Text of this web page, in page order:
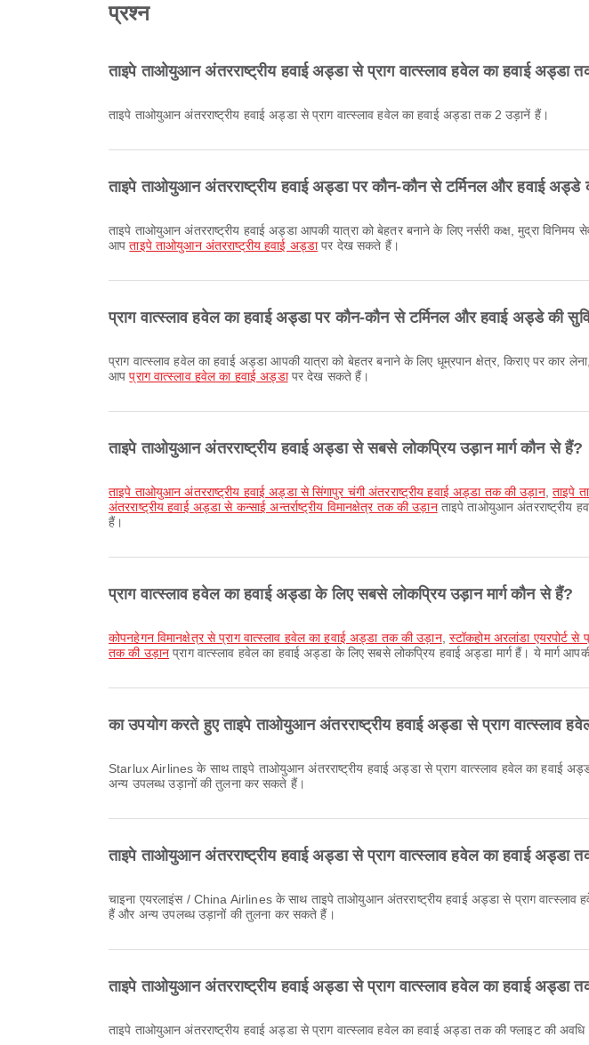
प्रश्न
ताइपे ताओयुआन अंतरराष्ट्रीय हवाई अड्डा से प्राग वात्स्लाव हवेल का हवाई अड्डा
ताइपे ताओयुआन अंतरराष्ट्रीय हवाई अड्डा से प्राग वात्स्लाव हवेल का हवाई अड्डा तक 2 उड़ानें हैं।
ताइपे ताओयुआन अंतरराष्ट्रीय हवाई अड्डा पर कौन-कौन से टर्मिनल और हवाई अड्डे
ताइपे ताओयुआन अंतरराष्ट्रीय हवाई अड्डा आपकी यात्रा को बेहतर बनाने के लिए नर्सरी कक्ष, मुद्रा विनिमय सेवा, एयरपोर्ट होटल और कई अन्य सुविधाएँ प्रदान करता है। सुविधाओं और टर्मिनल लेआउट की विस्तृत जानकारी
आपताइपे ताओयुआन अंतरराष्ट्रीय हवाई अड्डापर देख सकते हैं।
प्राग वात्स्लाव हवेल का हवाई अड्डा पर कौन-कौन से टर्मिनल और हवाई अड्डे की
प्राग वात्स्लाव हवेल का हवाई अड्डा आपकी यात्रा को बेहतर बनाने के लिए धूम्रपान क्षेत्र, किराए पर कार लेना, बैंकिंग सेवा/एटीएम और कई अन्य सुविधाएँ प्रदान करता है। सुविधाओं और टर्मिनल लेआउट की विस्तृत जानकारी
आपप्राग वात्स्लाव हवेल का हवाई अड्डापर देख सकते हैं।
ताइपे ताओयुआन अंतरराष्ट्रीय हवाई अड्डा से सबसे लोकप्रिय उड़ान मार्ग कौन से हैं?
ताइपे ताओयुआन अंतरराष्ट्रीय हवाई अड्डा से सिंगापुर चंगी अंतरराष्ट्रीय हवाई अड्डा तक की उड़ान, ताइपे
अंतरराष्ट्रीय हवाई अड्डा से कन्साई अन्तर्राष्ट्रीय विमानक्षेत्र तक की उड़ानताइपे ताओयुआन अंतरराष्ट्रीय
हैं।
प्राग वात्स्लाव हवेल का हवाई अड्डा के लिए सबसे लोकप्रिय उड़ान मार्ग कौन से हैं?
कोपनहेगन विमानक्षेत्र से प्राग वात्स्लाव हवेल का हवाई अड्डा तक की उड़ान,स्टॉकहोम अरलांडा एयरपोर्ट
तक की उड़ान प्राग वात्स्लाव हवेल का हवाई अड्डा के लिए सबसे लोकप्रिय हवाई अड्डा मार्ग हैं। ये मार्ग
का उपयोग करते हुए ताइपे ताओयुआन अंतरराष्ट्रीय हवाई अड्डा से प्राग वात्स्लाव
Starlux Airlines के साथ ताइपे ताओयुआन अंतरराष्ट्रीय हवाई अड्डा से प्राग वात्स्लाव हवेल का हवाई अड्डा की सबसे शुरुआती उड़ान 00:05 बजे प्रस्थान करती है। आप Airpaz पर यह समय-सारणी देख सकते हैं और
अन्य उपलब्ध उड़ानों की तुलना कर सकते हैं।
ताइपे ताओयुआन अंतरराष्ट्रीय हवाई अड्डा से प्राग वात्स्लाव हवेल का हवाई अड्डा
चाइना एयरलाइंस / China Airlines के साथ ताइपे ताओयुआन अंतरराष्ट्रीय हवाई अड्डा से प्राग वात्स्लाव हवेल का हवाई अड्डा की अंतिम उड़ान 23:50 बजे प्रस्थान करती है। आप Airpaz पर यह समय-सारणी देख सकते
हैं और अन्य उपलब्ध उड़ानों की तुलना कर सकते हैं।
ताइपे ताओयुआन अंतरराष्ट्रीय हवाई अड्डा से प्राग वात्स्लाव हवेल का हवाई अड्डा
ताइपे ताओयुआन अंतरराष्ट्रीय हवाई अड्डा से प्राग वात्स्लाव हवेल का हवाई अड्डा तक की फ्लाइट की